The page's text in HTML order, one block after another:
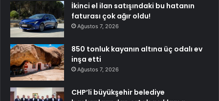
İkinci el ilan satışındaki bu hatanın
faturası çok ağır oldu!
Ağustos 7, 2026
850 tonluk kayanın altına üç odalı ev
inşa etti
Ağustos 7, 2026
CHP’li büyükşehir belediye